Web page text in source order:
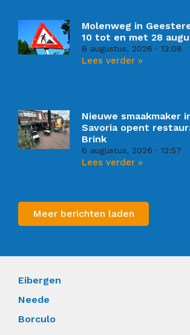
Molenweg in
10 tot en met 28
6 augustus, 2026 13:08
Lees verder »
Nieuwe smaakmaker
Savoria opent
Brink
6 augustus, 2026 12:57
Lees verder »
Meer berichten laden
Eibergen
Neede
Borculo